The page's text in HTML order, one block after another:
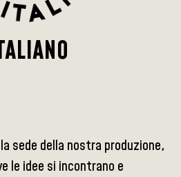
sede della nostra produzione,
le idee si incontrano e